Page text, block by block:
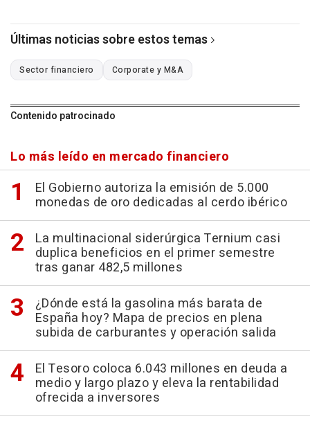
Últimas noticias sobre estos temas
Sector financiero Corporate y M&A
Contenido patrocinado
Lo más leído en mercado financiero
El Gobierno autoriza la emisión de 5.000
monedas de oro dedicadas al cerdo ibérico
La multinacional siderúrgica Ternium casi
duplica beneficios en el primer semestre
tras ganar 482,5 millones
¿Dónde está la gasolina más barata de
España hoy? Mapa de precios en plena
subida de carburantes y operación salida
El Tesoro coloca 6.043 millones en deuda a
medio y largo plazo y eleva la rentabilidad
ofrecida a inversores